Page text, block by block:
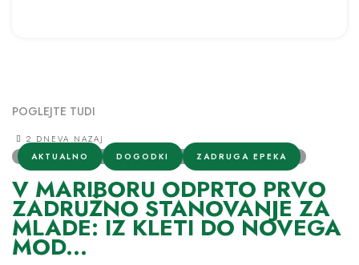
POGLEJTE TUDI
2 DNEVA NAZAJ
AKTUALNO
DOGODKI ZADRUGA EPEKA
V MARIBORU ODPRTO PRVO
ZADRUŽNO STANOVANJE ZA
MLADE: IZ KLETI DO NOVEGA
MOD...